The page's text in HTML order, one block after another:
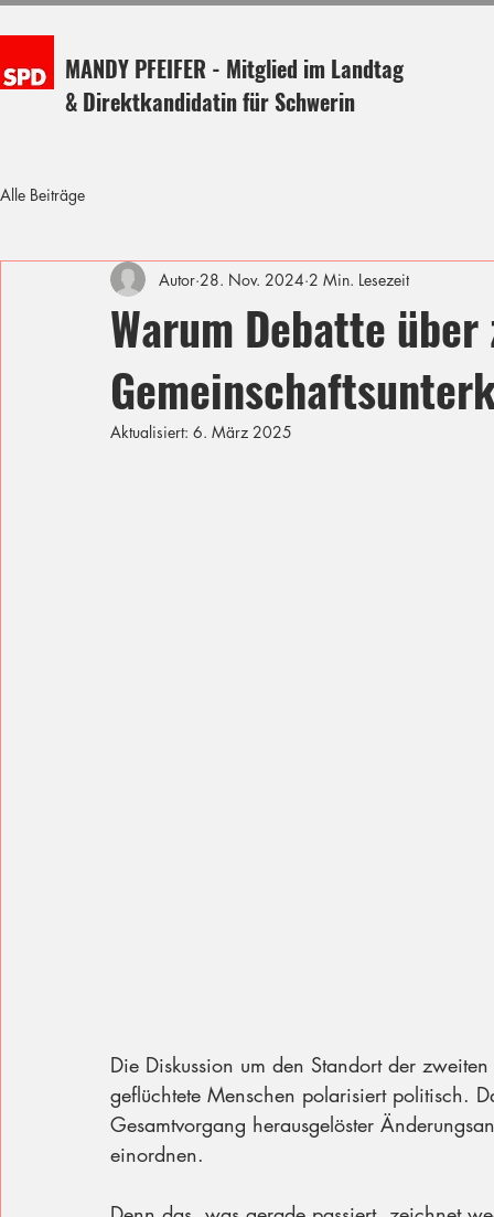
MANDY PFEIFER - Mitglied im Landtag
& Direktkandidatin für Schwerin
Alle Beiträge
Warum Debatte
Autor 28. Nov. 2024 2 Min. Lesezeit
Aktualisiert: 6. März 2025
Die Diskussion um den Standort der
geflüchtete Menschen polarisiert politisch.
Gesamtvorgang herausgelöster
einordnen.